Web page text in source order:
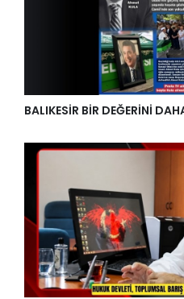
BALIKESİR BİR DEĞERİNİ